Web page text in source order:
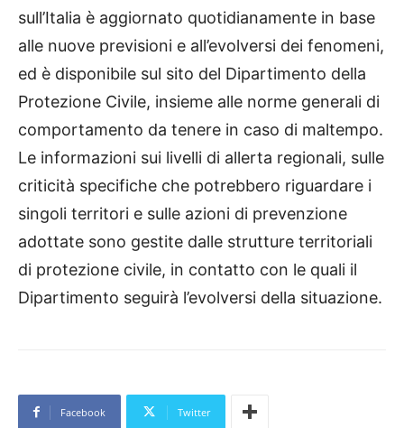
sull’Italia è aggiornato quotidianamente in base
alle nuove previsioni e all’evolversi dei fenomeni,
ed è disponibile sul sito del Dipartimento della
Protezione Civile, insieme alle norme generali di
comportamento da tenere in caso di maltempo.
Le informazioni sui livelli di allerta regionali, sulle
criticità specifiche che potrebbero riguardare i
singoli territori e sulle azioni di prevenzione
adottate sono gestite dalle strutture territoriali
di protezione civile, in contatto con le quali il
Dipartimento seguirà l’evolversi della situazione.
Facebook Twitter